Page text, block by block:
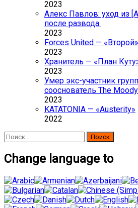
2023
Алекс Павлов: уход из
после развода.
2023
Forces United —
2023
Хранитель — «План
2023
Умер экс-участник
сооснователь The
2023
KATATONIA — «Austerity»
2022
Найти:
Change language to